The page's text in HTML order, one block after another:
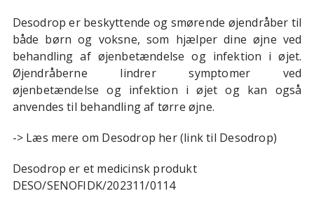
Desodrop er beskyttende og smørende øjendråber til
både børn og voksne, som hjælper dine øjne ved
behandling af øjenbetændelse og infektion i øjet.
Øjendråberne lindrer symptomer ved
øjenbetændelse og infektion i øjet og kan også
anvendes til behandling af tørre øjne.
-> Læs mere om Desodrop her (link til Desodrop)
Desodrop er et medicinsk produkt
DESO/SENOFIDK/202311/0114